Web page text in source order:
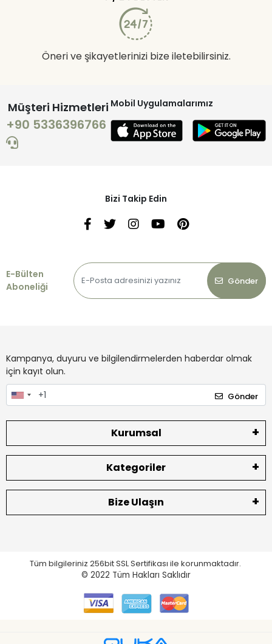
Öneri ve şikayetlerinizi bize iletebilirsiniz.
Müşteri Hizmetleri
+90 5336396766
Mobil Uygulamalarımız
Bizi Takip Edin
E-Bülten
Aboneliği
Gönder
Kampanya, duyuru ve bilgilendirmelerden haberdar olmak
için kayıt olun.
Gönder
Kurumsal
Kategoriler
Bize Ulaşın
Tüm bilgileriniz 256bit SSL Sertifikası ile korunmaktadır.
© 2022 Tüm Hakları Saklıdır